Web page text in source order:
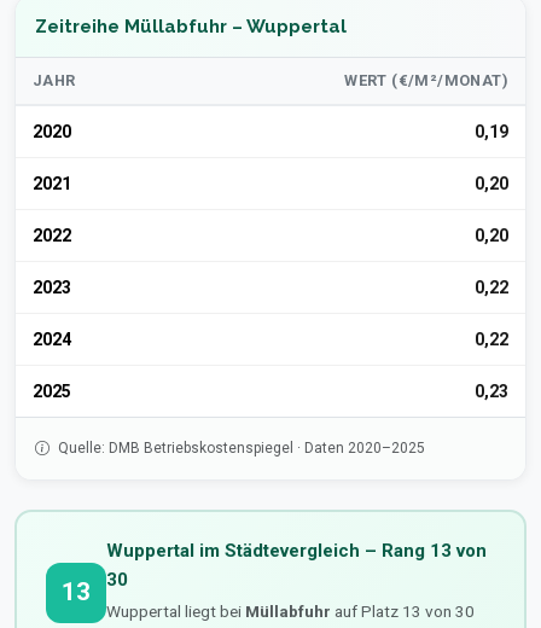
Zeitreihe Müllabfuhr – Wuppertal
JAHR WERT (€/M²/MONAT)
2020 0,19
2021 0,20
2022 0,20
2023 0,22
2024 0,22
2025 0,23
Quelle: DMB Betriebskostenspiegel · Daten 2020–2025
13
Wuppertal im Städtevergleich – Rang 13 von
30
Wuppertal liegt bei Müllabfuhr auf Platz 13 von 30